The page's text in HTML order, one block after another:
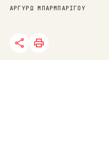
ΑΡΓΥΡΩ ΜΠΑΡΜΠΑΡΙΓΟΥ